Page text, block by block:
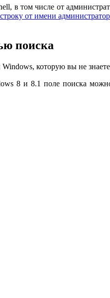
в том числе от
от имени
поиска
которую вы не
8 и 8.1 поле поиска